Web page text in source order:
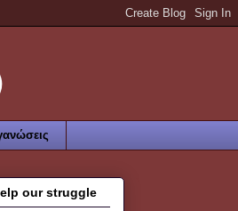
our struggle